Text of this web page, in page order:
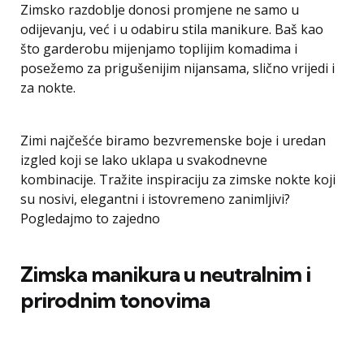
Zimsko razdoblje donosi promjene ne samo u
odijevanju, već i u odabiru stila manikure. Baš kao
što garderobu mijenjamo toplijim komadima i
posežemo za prigušenijim nijansama, slično vrijedi i
za nokte.
Zimi najčešće biramo bezvremenske boje i uredan
izgled koji se lako uklapa u svakodnevne
kombinacije. Tražite inspiraciju za zimske nokte koji
su nosivi, elegantni i istovremeno zanimljivi?
Pogledajmo to zajedno
Zimska manikura u neutralnim i
prirodnim tonovima